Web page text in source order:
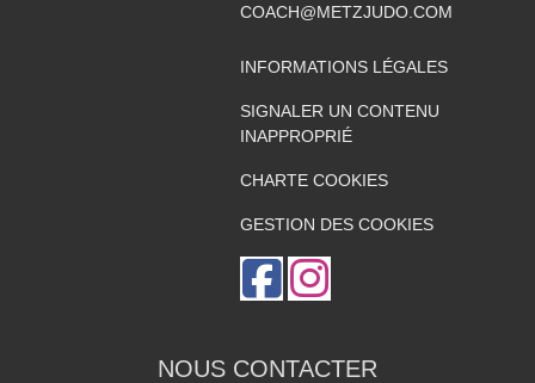
COACH@METZJUDO.COM
INFORMATIONS LÉGALES
SIGNALER UN CONTENU
INAPPROPRIÉ
CHARTE COOKIES
GESTION DES COOKIES
NOUS CONTACTER